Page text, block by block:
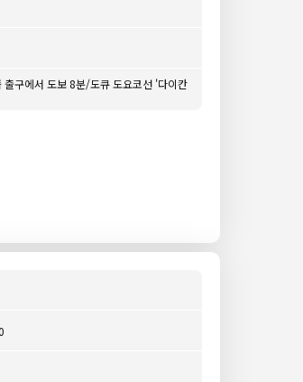
구에서 도보 8분/도큐 도요코선 '다이칸